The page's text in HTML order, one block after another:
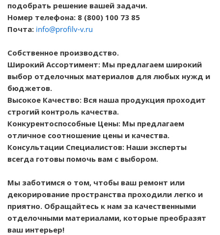
подобрать решение вашей задачи.
Номер телефона: 8 (800) 100 73 85
Почта: info@profilv-v.ru
Собственное производство.
Широкий Ассортимент: Мы предлагаем широкий
выбор отделочных материалов для любых нужд и
бюджетов.
Высокое Качество: Вся наша продукция проходит
строгий контроль качества.
Конкурентоспособные Цены: Мы предлагаем
отличное соотношение цены и качества.
Консультации Специалистов: Наши эксперты
всегда готовы помочь вам с выбором.
Мы заботимся о том, чтобы ваш ремонт или
декорирование пространства проходили легко и
приятно. Обращайтесь к нам за качественными
отделочными материалами, которые преобразят
ваш интерьер!